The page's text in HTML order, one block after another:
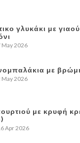
γλυκάκι με
May 2026
με
May 2026
με κρυφή
Apr 2026